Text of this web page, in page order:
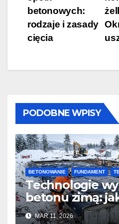
wpisu
betonowych:
rodzaje i zasady
cięcia
PODOBNE WPISY
BETONOWANIE FUNDAMENT
Technologie
betonu zimą:
jakość i
MAR 11, 2026